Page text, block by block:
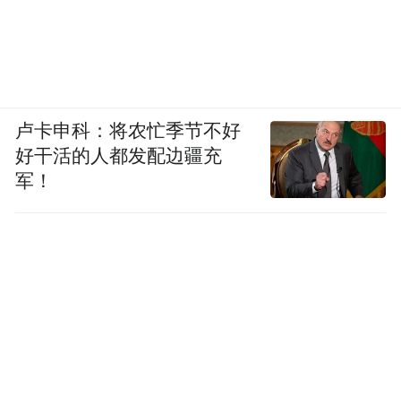
卢卡申科：将农忙季节不好
好干活的人都发配边疆充
军！